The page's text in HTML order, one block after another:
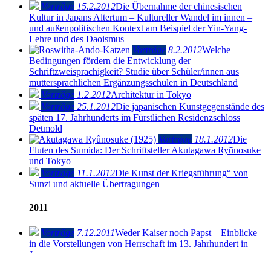
Vorträge 15.2.2012Die Übernahme der chinesischen
Kultur in Japans Altertum – Kultureller Wandel im innen –
und außenpolitischen Kontext am Beispiel der Yin-Yang-
Lehre und des Daoismus
Vorträge 8.2.2012Welche
Bedingungen fördern die Entwicklung der
Schriftzweisprachigkeit? Studie über Schüler/innen aus
muttersprachlichen Ergänzungsschulen in Deutschland
Vorträge 1.2.2012Architektur in Tokyo
Vorträge 25.1.2012Die japanischen Kunstgegenstände des
späten 17. Jahrhunderts im Fürstlichen Residenzschloss
Detmold
Vorträge 18.1.2012Die
Fluten des Sumida: Der Schriftsteller Akutagawa Ryūnosuke
und Tokyo
Vorträge 11.1.2012Die Kunst der Kriegsführung“ von
Sunzi und aktuelle Übertragungen
2011
Vorträge 7.12.2011Weder Kaiser noch Papst – Einblicke
in die Vorstellungen von Herrschaft im 13. Jahrhundert in